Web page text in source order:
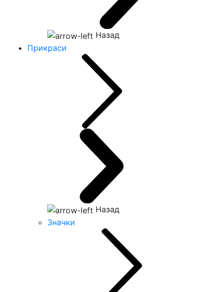
Назад
Прикраси
Назад
Значки